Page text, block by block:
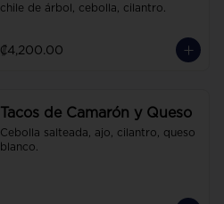
chile de árbol, cebolla, cilantro.
₡4,200.00
Tacos de Camarón y Queso
Cebolla salteada, ajo, cilantro, queso
blanco.